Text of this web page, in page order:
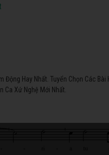
Hay Nhất. Tuyển Chọn Các Bài
Ca Xứ Nghệ Mới Nhất.